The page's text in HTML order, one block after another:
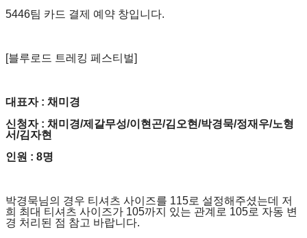
5446팀 카드 결제 예약 창입니다.
[블루로드 트레킹 페스티벌]
대표자 : 채미경
신청자 : 채미경/제갈무성/이현곤/김오현/박경묵/정재우/노형
서/김자현
인원 : 8명
박경묵님의 경우 티셔츠 사이즈를 115로 설정해주셨는데 저
희 최대 티셔츠 사이즈가 105까지 있는 관계로 105로 자동 변
경 처리된 점 참고 바랍니다.